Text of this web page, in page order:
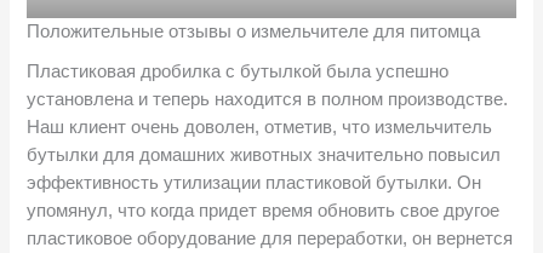
Положительные отзывы о измельчителе для питомца
Пластиковая дробилка с бутылкой была успешно
установлена ​​и теперь находится в полном производстве.
Наш клиент очень доволен, отметив, что измельчитель
бутылки для домашних животных значительно повысил
эффективность утилизации пластиковой бутылки. Он
упомянул, что когда придет время обновить свое другое
пластиковое оборудование для переработки, он вернется